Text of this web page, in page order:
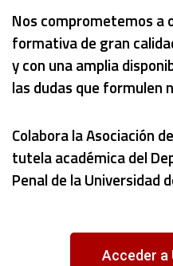
Nos comprometemos
formativa de gran
ycon una amplia
las dudas que formulen
Colabora la Asociación
tutela académica del
Penal de la Universidad
Acceder a